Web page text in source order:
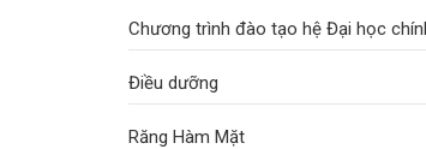
Chương trình đào tạo hệ Đại học
Điều dưỡng
Răng Hàm Mặt